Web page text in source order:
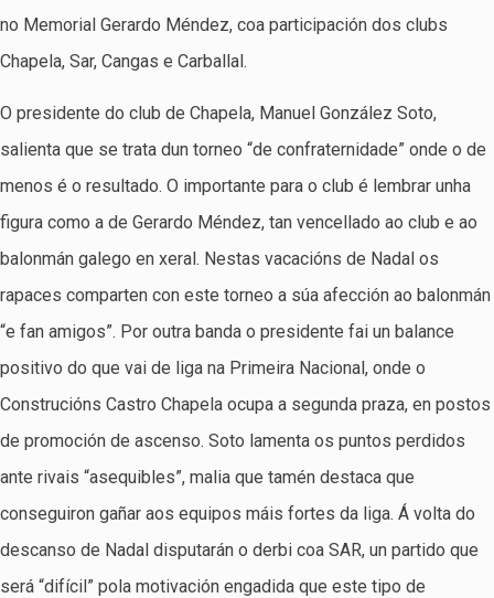
no Memorial Gerardo Méndez, coa participación dos clubs
Chapela, Sar, Cangas e Carballal.
O presidente do club de Chapela, Manuel González Soto,
salienta que se trata dun torneo “de confraternidade” onde o de
menos é o resultado. O importante para o club é lembrar unha
figura como a de Gerardo Méndez, tan vencellado ao club e ao
balonmán galego en xeral. Nestas vacacións de Nadal os
rapaces comparten con este torneo a súa afección ao balonmán
“e fan amigos”. Por outra banda o presidente fai un balance
positivo do que vai de liga na Primeira Nacional, onde o
Construcións Castro Chapela ocupa a segunda praza, en postos
de promoción de ascenso. Soto lamenta os puntos perdidos
ante rivais “asequibles”, malia que tamén destaca que
conseguiron gañar aos equipos máis fortes da liga. Á volta do
descanso de Nadal disputarán o derbi coa SAR, un partido que
será “difícil” pola motivación engadida que este tipo de